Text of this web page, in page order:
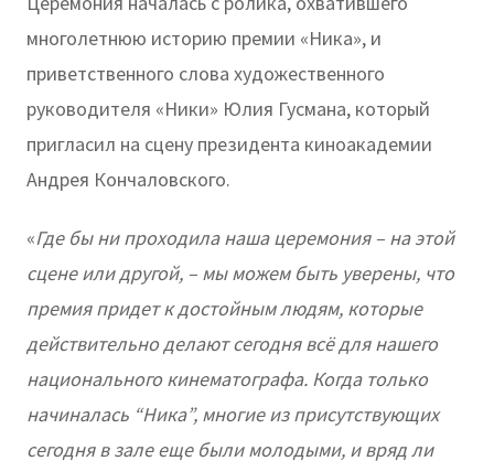
многолетнюю историю премии «Ника», и
приветственного слова художественного
руководителя «Ники» Юлия Гусмана, который
пригласил на сцену президента киноакадемии
Андрея Кончаловского.
«Где бы ни проходила наша церемония – на этой
сцене или другой, – мы можем быть уверены, что
премия придет к достойным людям, которые
действительно делают сегодня всё для нашего
национального кинематографа. Когда только
начиналась “Ника”, многие из присутствующих
сегодня в зале еще были молодыми, и вряд ли